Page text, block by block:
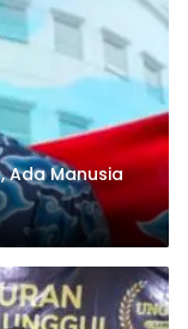
Ada Manusia